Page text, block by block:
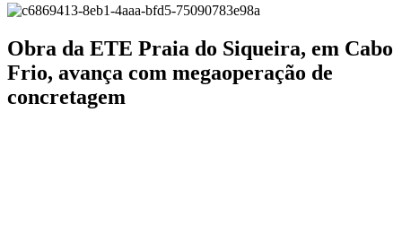
Obra da ETE Praia do Siqueira, em Cabo
Frio, avança com megaoperação de
concretagem